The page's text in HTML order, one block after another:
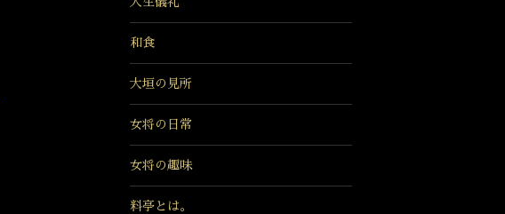
和食
大垣の見所
女将の日常
女将の趣味
料亭とは。